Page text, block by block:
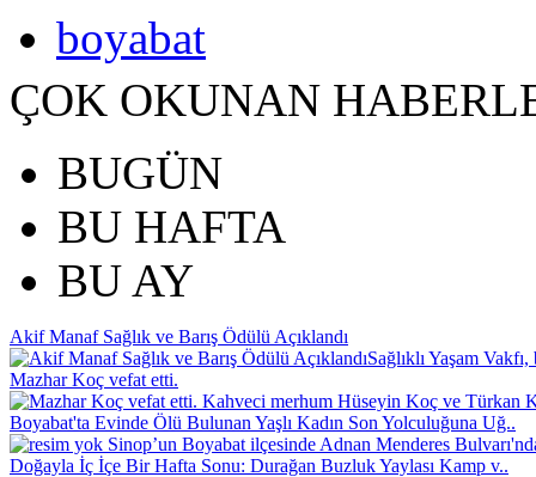
boyabat
ÇOK OKUNAN
BUGÜN
BU HAFTA
BU AY
Akif Manaf Sağlık ve Barış Ödülü Açıklandı
Sağlıklı Yaşam
Mazhar Koç vefat etti.
Kahveci merhum Hüseyin Koç ve Türkan
Boyabat'ta Evinde Ölü Bulunan Yaşlı Kadın Son Yolculuğuna Uğ..
Sinop’un Boyabat ilçesinde Adnan Menderes
Doğayla İç İçe Bir Hafta Sonu: Durağan Buzluk Yaylası Kamp v..